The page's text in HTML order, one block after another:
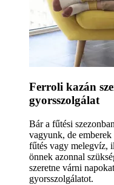
Ferroli kazán
gyorsszolgálat
Bár a fűtési
vagyunk, de
fűtés vagy melegvíz,
önnek azonnal
szeretne várni
gyorsszolgálatot.